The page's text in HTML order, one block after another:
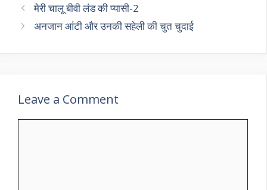
मेरी चालू बीवी लंड की प्यासी-2
अनजान आंटी और उनकी सहेली की चुत चुदाई
Leave a Comment